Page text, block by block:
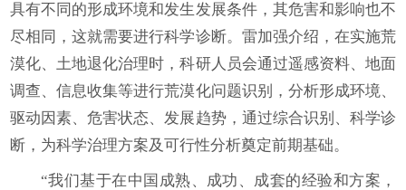
具有不同的形成环境和发生发展条件，其危害和影响也不
尽相同，这就需要进行科学诊断。雷加强介绍，在实施荒
漠化、土地退化治理时，科研人员会通过遥感资料、地面
调查、信息收集等进行荒漠化问题识别，分析形成环境、
驱动因素、危害状态、发展趋势，通过综合识别、科学诊
断，为科学治理方案及可行性分析奠定前期基础。
“我们基于在中国成熟、成功、成套的经验和方案，